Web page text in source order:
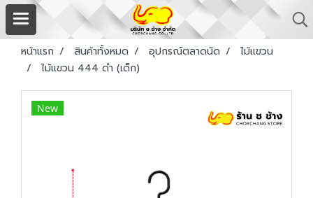
หน้าแรก สินค้าทั้งหมด อุปกรณ์ตลาดนัด
ไม้แขวน
ไม้แขวน 444 ดำ (เด็ก)
New